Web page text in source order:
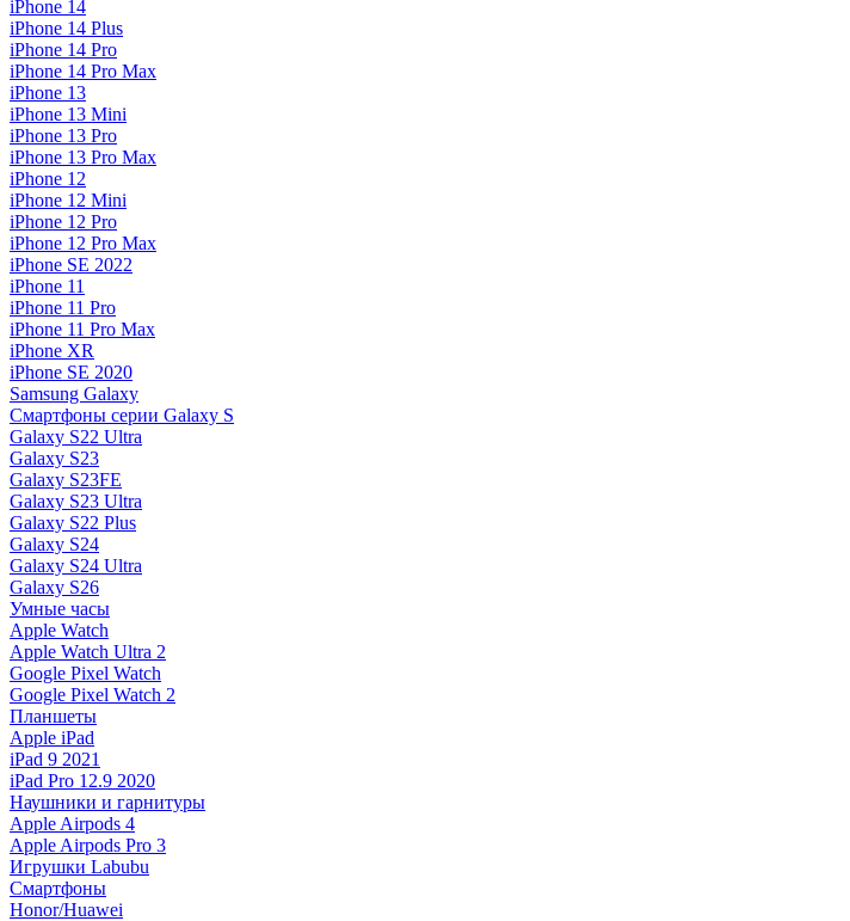
iPhone 14
iPhone 14 Plus
iPhone 14 Pro
iPhone 14 Pro Max
iPhone 13
iPhone 13 Mini
iPhone 13 Pro
iPhone 13 Pro Max
iPhone 12
iPhone 12 Mini
iPhone 12 Pro
iPhone 12 Pro Max
iPhone SE 2022
iPhone 11
iPhone 11 Pro
iPhone 11 Pro Max
iPhone XR
iPhone SE 2020
Samsung Galaxy
Смартфоны серии Galaxy S
Galaxy S22 Ultra
Galaxy S23
Galaxy S23FE
Galaxy S23 Ultra
Galaxy S22 Plus
Galaxy S24
Galaxy S24 Ultra
Galaxy S26
Умные часы
Apple Watch
Apple Watch Ultra 2
Google Pixel Watch
Google Pixel Watch 2
Планшеты
Apple iPad
iPad 9 2021
iPad Pro 12.9 2020
Наушники и гарнитуры
Apple Airpods 4
Apple Airpods Pro 3
Игрушки Labubu
Смартфоны
Honor/Huawei